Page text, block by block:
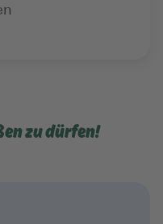
zu dürfen!